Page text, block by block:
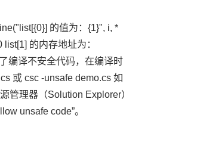
的值为：{1}", i, *
的内存地址为：
编译不安全代码，在编译时
或 csc -unsafe demo.cs 如
管理器（Solution Explorer）
unsafe code”。